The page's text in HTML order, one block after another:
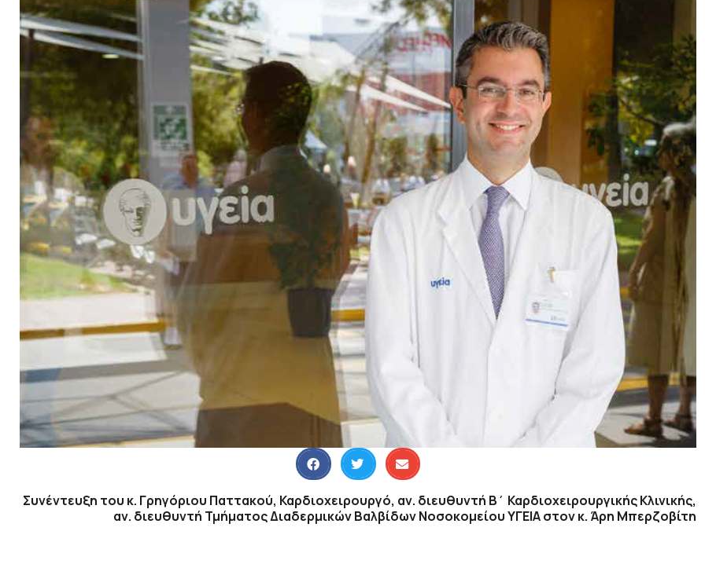
Συνέντευξη του κ. Γρηγόριου Παττακού, Καρδιοχειρουργό, αν. διευθυντή Β΄ Καρδιοχειρουργικής Κλινικής,
αν. διευθυντή Τμήματος Διαδερμικών Βαλβίδων Νοσοκομείου ΥΓΕΙΑ στον κ. Άρη Μπερζοβίτη